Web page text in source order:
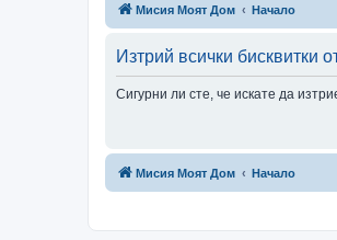
Мисия Моят Дом Начало
Изтрий всички бисквитки
Сигурни ли сте, че искате да
Мисия Моят Дом Начало